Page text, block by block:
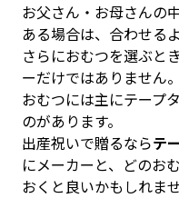
お父さん・お母さんの
ある場合は、合わせる
さらにおむつを選ぶと
ーだけではありません。
おむつには主にテープ
のがあります。
出産祝いで贈るならテ
にメーカーと、どのお
おくと良いかもしれませ